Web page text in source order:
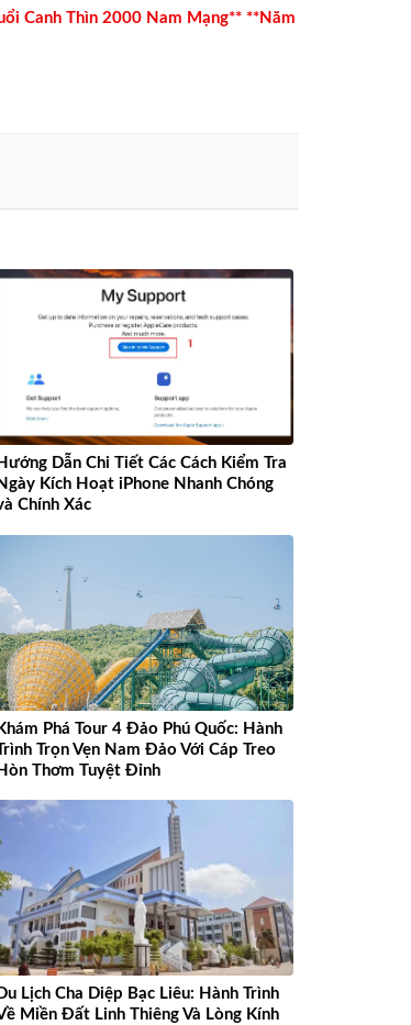
Canh Thìn 2000 Nam Mạng** **Năm
Hướng Dẫn Chi Tiết Các Cách Kiểm Tra
Ngày Kích Hoạt iPhone Nhanh Chóng
Chính Xác
Khám Phá Tour 4 Đảo Phú Quốc: Hành
Trọn Vẹn Nam Đảo Với Cáp Treo
Hòn Thơm Tuyệt Đỉnh
Du Lịch Cha Diệp Bạc Liêu: Hành Trình
Miền Đất Linh Thiêng Và Lòng Kính